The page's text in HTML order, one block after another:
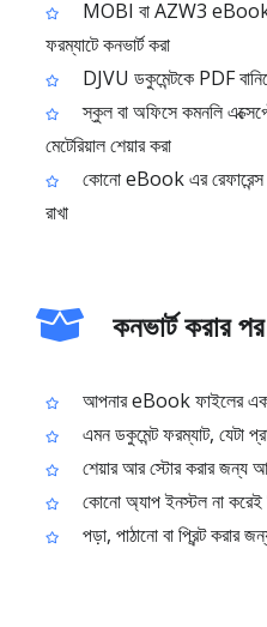
MOBI বা AZW3 eBook
ফরম্যাটে কনভার্ট করা
DJVU ডকুমেন্টকে PDF
স্কুল বা অফিসে কমনলি
মেটেরিয়াল শেয়ার করা
কোনো eBook এর রেফারেন্স
রাখা
কনভার্ট করার
আপনার eBook ফাইলের
এমন ডকুমেন্ট ফরম্যাট, যেটা
শেয়ার আর স্টোর করার
কোনো অ্যাপ ইনস্টল না করেই
পড়া, পাঠানো বা প্রিন্ট করার